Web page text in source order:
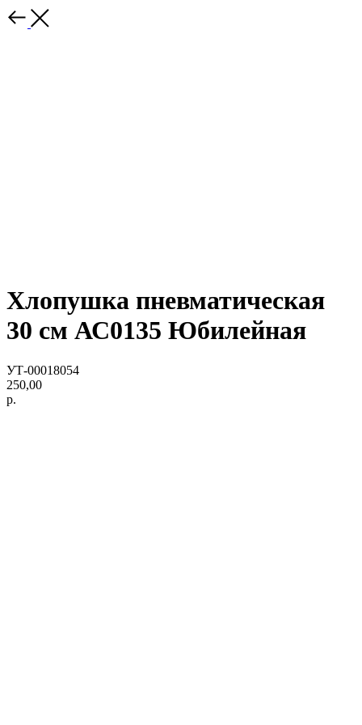
Хлопушка пневматическая
30 см АС0135 Юбилейная
УТ-00018054
250,00
р.